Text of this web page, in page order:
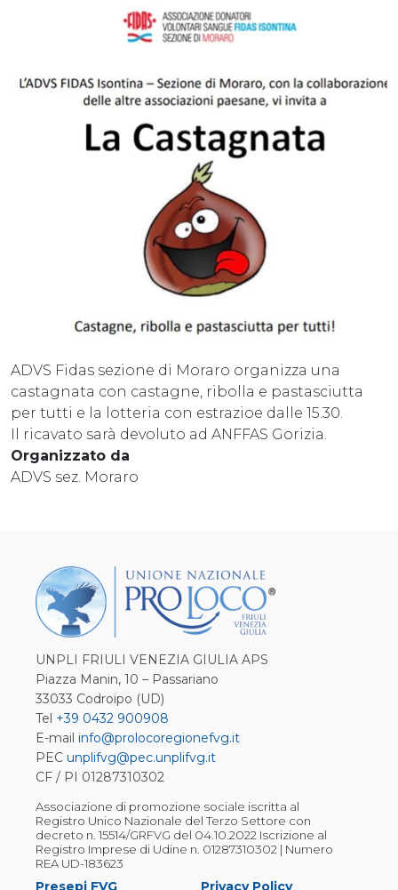
ADVS Fidas sezione di Moraro organizza una
castagnata con castagne, ribolla e pastasciutta
per tutti e la lotteria con estrazioe dalle 15.30.
Il ricavato sarà devoluto ad ANFFAS Gorizia.
Organizzato da
ADVS sez. Moraro
UNPLI FRIULI VENEZIA GIULIA APS
Piazza Manin, 10 – Passariano
33033 Codroipo (UD)
Tel +39 0432 900908
E-mail info@prolocoregionefvg.it
PEC unplifvg@pec.unplifvg.it
CF / PI 01287310302
Associazione di promozione sociale iscritta al
Registro Unico Nazionale del Terzo Settore con
decreto n. 15514/GRFVG del 04.10.2022 Iscrizione al
Registro Imprese di Udine n. 01287310302 | Numero
REA UD-183623
Presepi FVG Privacy Policy